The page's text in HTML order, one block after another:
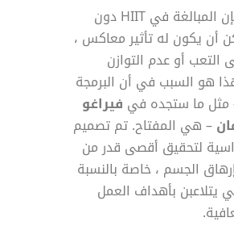
ومع ذلك ، فإن المبالغة في HIIT دون
أن يكون له تأثير معاكس ،
التعب أو عدم التوازن
هو السبب في أن البرمجة
مثل ما ستجده في فيراغو
– هي المفتاح. تم تصميم
لتحقيق أقصى قدر من
الجسم ، خاصة بالنسبة
يتلاعبن بأهداف العمل